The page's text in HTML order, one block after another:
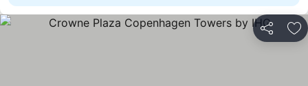
Partager